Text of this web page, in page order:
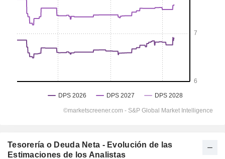
Tesorería o Deuda Neta - Evolución de las
Estimaciones de los Analistas